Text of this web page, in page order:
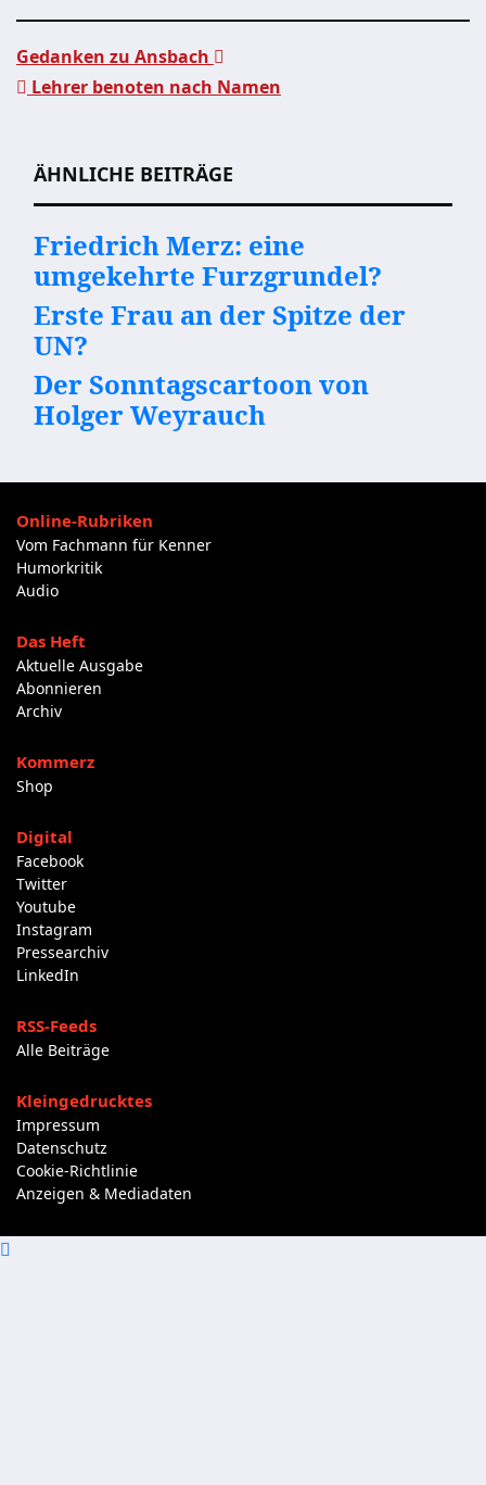
Gedanken zu Ansbach
Lehrer benoten nach Namen
ÄHNLICHE BEITRÄGE
Friedrich Merz: eine
umgekehrte Furzgrundel?
Erste Frau an der Spitze der
UN?
Der Sonntagscartoon von
Holger Weyrauch
Online-Rubriken
Vom Fachmann für Kenner
Humorkritik
Audio
Das Heft
Aktuelle Ausgabe
Abonnieren
Archiv
Kommerz
Shop
Digital
Facebook
Twitter
Youtube
Instagram
Pressearchiv
LinkedIn
RSS-Feeds
Alle Beiträge
Kleingedrucktes
Impressum
Datenschutz
Cookie-Richtlinie
Anzeigen & Mediadaten